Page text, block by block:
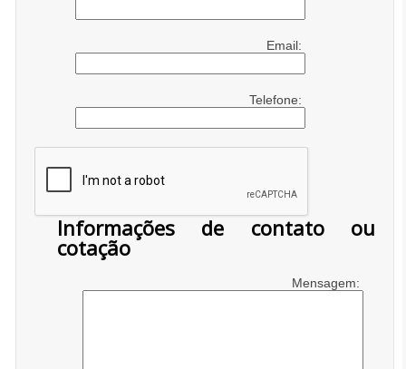
Email:
Telefone:
Informações de contato ou
cotação
Mensagem: